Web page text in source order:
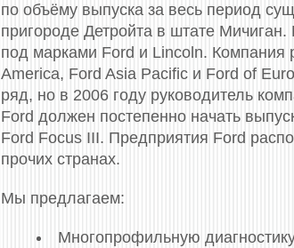
по объёму выпуска за весь период
пригороде Детройта в штате
под марками Ford и Lincoln. Компания
America, Ford Asia Pacific и Ford of
ряд, но в 2006 году руководитель
Ford должен постепенно начать
Ford Focus III. Предприятия Ford
прочих странах.
Мы предлагаем:
Многопрофильную